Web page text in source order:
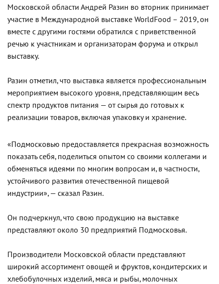
Московской области Андрей Разин во вторник принимает
участие в Международной выставке WorldFood – 2019, он
вместе с другими гостями обратился с приветственной
речью к участникам и организаторам форума и открыл
выставку.
Разин отметил, что выставка является профессиональным
мероприятием высокого уровня, представляющим весь
спектр продуктов питания — от сырья до готовых к
реализации товаров, включая упаковку и хранение.
«Подмосковью предоставляется прекрасная возможность
показать себя, поделиться опытом со своими коллегами и
обменяться идеями по многим вопросам и, в частности,
устойчивого развития отечественной пищевой
индустрии», — сказал Разин.
Он подчеркнул, что свою продукцию на выставке
представляют около 30 предприятий Подмосковья.
Производители Московской области представляют
широкий ассортимент овощей и фруктов, кондитерских и
хлебобулочных изделий, мяса и рыбы, молочных